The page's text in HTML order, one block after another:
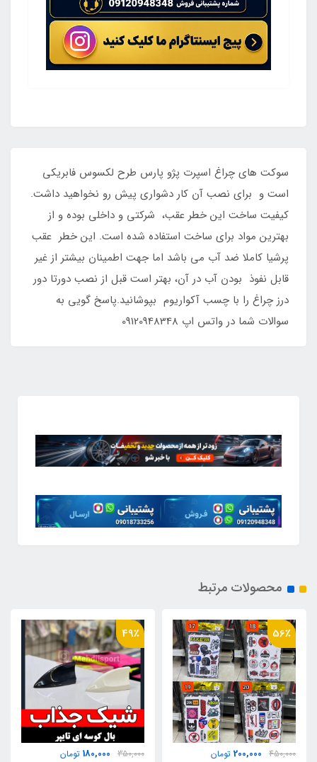
سوکت های چراغ اسپرت پژو پارس طرح لکسوس فابریکی
است و برای نصب آن کار دشواری پیش رو نخواهید داشت.
کیفیت ساخت این خطر عقب، شرکتی و داخلی بوده و از
بهترین مواد برای ساخت استفاده شده است. این خطر عقب
پرشیا کاملا ضد آب می باشد اما جهت اطمینان بیشتر از غیر
قابل نفوذ بودن آب در آن، بهتر است قبل از نصب دورتا دور
درز چراغ را با چسب آکواریوم بپوشانید.پاسخ گویی به
سوالات شما در واتس اپ 09120948348
محصولات مرتبط
49٪
350,000
180,000 تومان
18٪
350,000
290,000 تومان